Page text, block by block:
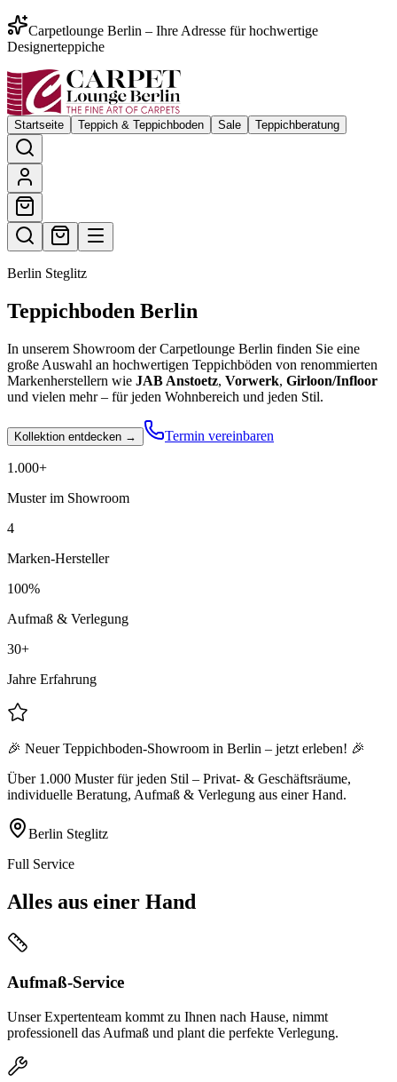
Carpetlounge Berlin – Ihre Adresse für hochwertige
Designerteppiche
Startseite Teppich & Teppichboden Sale Teppichberatung
Berlin Steglitz
Teppichboden Berlin
In unserem Showroom der Carpetlounge Berlin finden Sie eine
große Auswahl an hochwertigen Teppichböden von renommierten
Markenherstellern wie JAB Anstoetz, Vorwerk, Girloon/Infloor
und vielen mehr – für jeden Wohnbereich und jeden Stil.
Kollektion entdecken → Termin vereinbaren
1.000+
Muster im Showroom
4
Marken-Hersteller
100%
Aufmaß & Verlegung
30+
Jahre Erfahrung
🎉 Neuer Teppichboden-Showroom in Berlin – jetzt erleben! 🎉
Über 1.000 Muster für jeden Stil – Privat- & Geschäftsräume,
individuelle Beratung, Aufmaß & Verlegung aus einer Hand.
Berlin Steglitz
Full Service
Alles aus einer Hand
Aufmaß-Service
Unser Expertenteam kommt zu Ihnen nach Hause, nimmt
professionell das Aufmaß und plant die perfekte Verlegung.